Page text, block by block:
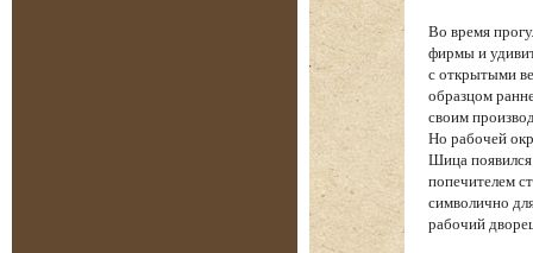
Во время
фирмы и
с открытыми
образцом
своим
Но рабочей
Шица
попечителем
символично
рабочий